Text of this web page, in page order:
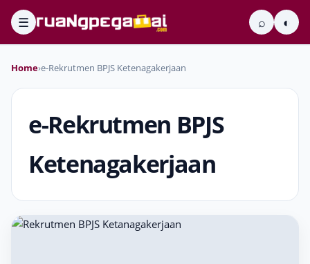
☰ ⌕ ◐
Home›e-Rekrutmen BPJS Ketenagakerjaan
e-Rekrutmen BPJS
Ketenagakerjaan